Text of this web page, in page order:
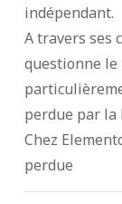
indépendant.
A travers ses
questionne
perdue par
Chez
perdue